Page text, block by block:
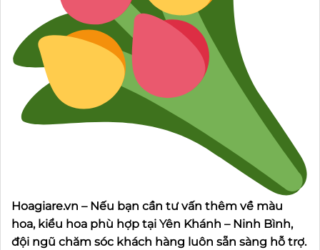
Hoagiare.vn – Nếu bạn cần tư vấn thêm về màu
hoa, kiểu hoa phù hợp tại Yên Khánh – Ninh Bình,
đội ngũ chăm sóc khách hàng luôn sẵn sàng hỗ trợ.